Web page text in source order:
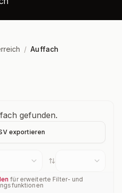
/ Auffach
gefunden.
exportieren
für erweiterte Filter- und